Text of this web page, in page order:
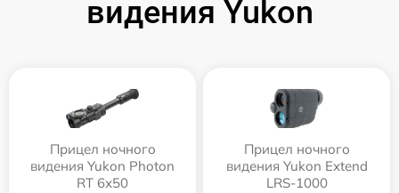
видения Yukon
Прицел ночного
видения Yukon Photon
RT 6х50
Прицел ночного
видения Yukon Extend
LRS-1000